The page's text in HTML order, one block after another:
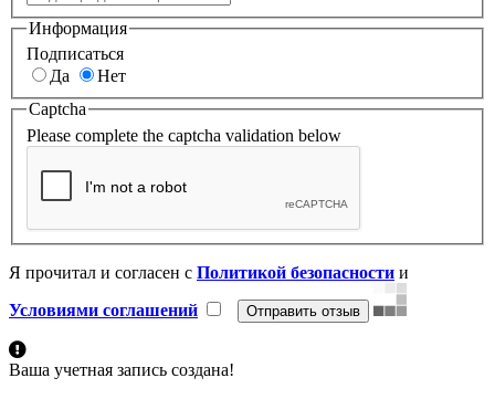
Информация
Подписаться
Да
Нет
Captcha
Please complete the captcha validation below
Я прочитал и согласен с Политикой безопасности и
Условиями соглашений
Ваша учетная запись создана!